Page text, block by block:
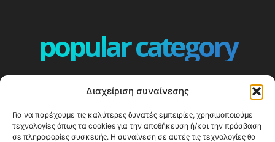
Διαχείριση συναίνεσης
Για να παρέχουμε τις καλύτερες δυνατές εμπειρίες, χρησιμοποιούμε
τεχνολογίες όπως τα cookies για την αποθήκευση ή/και την πρόσβαση
σε πληροφορίες συσκευής. Η συναίνεση σε αυτές τις τεχνολογίες θα
popular category
360
ΕΥΡΩΠΗ
332
ΚΟΣΜΟΣ - WORLD
328